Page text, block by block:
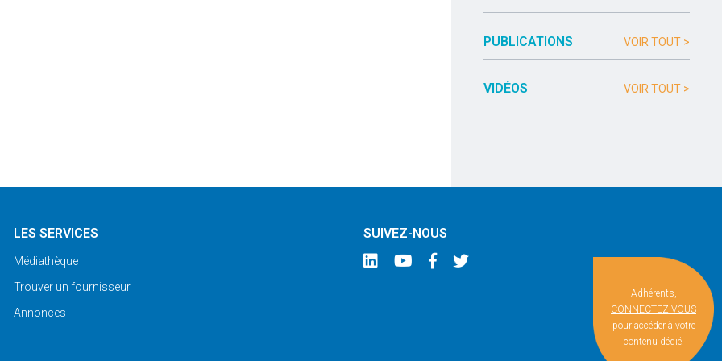
PUBLICATIONS VOIR TOUT >
VIDÉOS VOIR TOUT >
LES SERVICES
Médiathèque
Trouver un fournisseur
Annonces
SUIVEZ-NOUS
Adhérents,
CONNECTEZ-VOUS
pour accéder à votre
contenu dédié.